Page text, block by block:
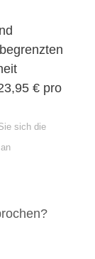
€ pro
sich die